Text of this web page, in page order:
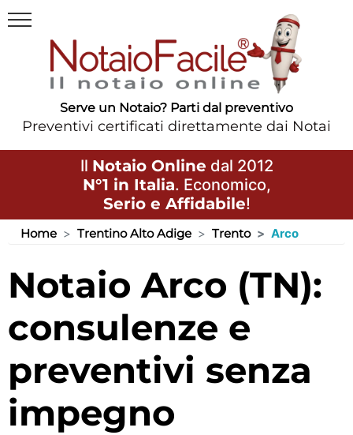
Serve un Notaio? Parti dal preventivo
Preventivi certificati direttamente dai Notai
Il Notaio Online dal 2012
N°1 in Italia. Economico,
Serio e Affidabile!
Home Trentino Alto Adige Trento Arco
Notaio Arco (TN):
consulenze e
preventivi senza
impegno